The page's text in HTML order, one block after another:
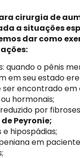
cirurgia de
a situações
dar como
quando o pênis
em seu estado
ser encontrado em
hormonais;
por
Peyronie;
e hipospádias;
em